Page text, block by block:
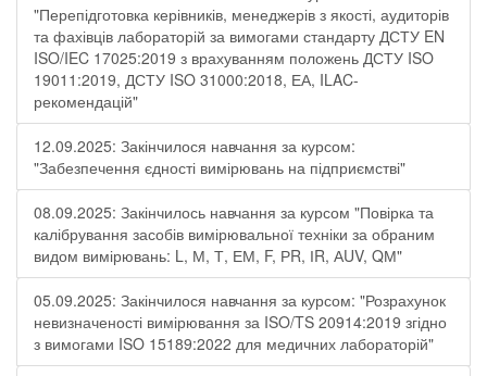
"Перепідготовка керівників, менеджерів з якості, аудиторів
та фахівців лабораторій за вимогами стандарту ДСТУ EN
ISO/IEC 17025:2019 з врахуванням положень ДСТУ ISO
19011:2019, ДСТУ ISO 31000:2018, ЕА, ILAC-
рекомендацій"
12.09.2025: Закінчилося навчання за курсом:
"Забезпечення єдності вимірювань на підприємстві"
08.09.2025: Закінчилось навчання за курсом "Повірка та
калібрування засобів вимірювальної техніки за обраним
видом вимірювань: L, М, Т, ЕМ, F, РR, ІR, АUV, QМ"
05.09.2025: Закінчилося навчання за курсом: "Розрахунок
невизначеності вимірювання за ISO/TS 20914:2019 згідно
з вимогами ISO 15189:2022 для медичних лабораторій"